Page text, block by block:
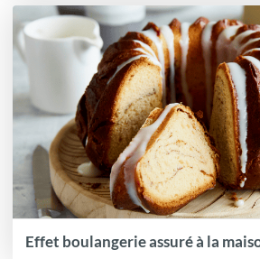
Effet boulangerie assuré à la